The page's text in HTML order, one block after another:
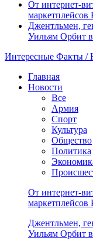
От интернет-
маркетплейсов
Джентльмен,
Уильям Орбит
Интересные Факты /
Главная
Новости
Все
Армия
Спорт
Культура
Общество
Политика
От интернет-
маркетплейсов
Джентльмен,
Уильям Орбит